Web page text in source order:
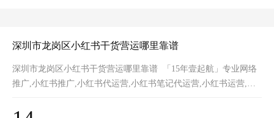
深圳市龙岗区小红书干货营运哪里靠谱
深圳市龙岗区小红书干货营运哪里靠谱 「15年壹起航」专业网络
推广,小红书推广,小红书代运营,小红书笔记代运营,小红书运营,小